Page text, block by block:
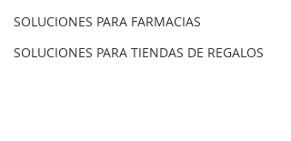
SOLUCIONES PARA FARMACIAS
SOLUCIONES PARA TIENDAS DE REGALOS